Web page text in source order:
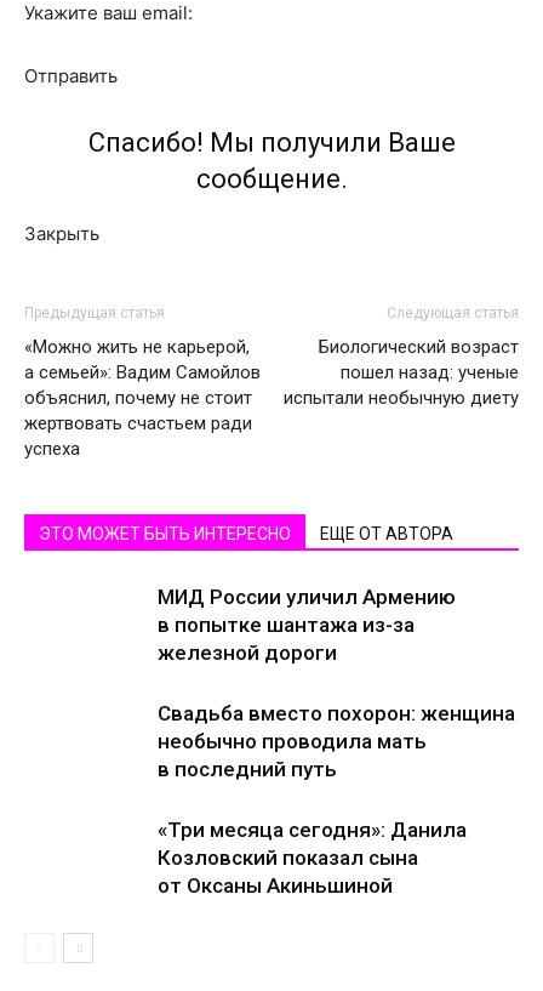
Укажите ваш email:
Отправить
Спасибо! Мы получили Ваше
сообщение.
Закрыть
Предыдущая статья
«Можно жить не карьерой,
а семьей»: Вадим Самойлов
объяснил, почему не стоит
жертвовать счастьем ради
успеха
Следующая статья
Биологический возраст
пошел назад: ученые
испытали необычную диету
ЭТО МОЖЕТ БЫТЬ ИНТЕРЕСНО ЕЩЕ ОТ АВТОРА
МИД России уличил Армению
в попытке шантажа из-за
железной дороги
Свадьба вместо похорон: женщина
необычно проводила мать
в последний путь
«Три месяца сегодня»: Данила
Козловский показал сына
от Оксаны Акиньшиной